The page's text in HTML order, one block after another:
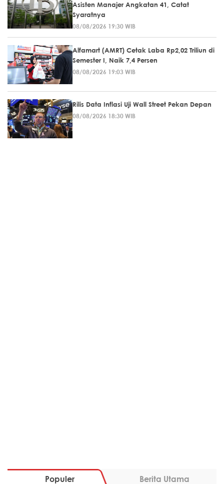
Asisten Manajer Angkatan 41, Catat
Syaratnya
08/08/2026 19:30 WIB
Alfamart (AMRT) Cetak Laba Rp2,02 Triliun di
Semester I, Naik 7,4 Persen
08/08/2026 19:03 WIB
Rilis Data Inflasi Uji Wall Street Pekan Depan
08/08/2026 18:30 WIB
Populer Berita Utama